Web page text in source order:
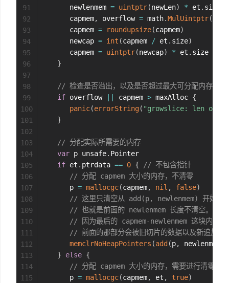
      newlenmem
= uintptr(newLen) * et . size
      capmem
, overflow = math.MulUintptr(
      capmem
= roundupsize(capmem)
      newcap
= int (capmem / et . size)
      capmem
= uintptr(newcap) * et . size
}
// 检查是否溢出，以及是否超过最大可分配内存
if overflow capmem > maxAlloc {
panic(errorString( "growslice: len out
}
// 分配实际所需要的内存
var p unsafe. Pointer
if et . ptrdata == 0 {
// 不包含指针
// 分配 capmem 大小的内存，不清零
      p
= mallocgc(capmem, nil , false)
// 这里只清空从 add(p, newlenmem) 开始大
// 也就是前面的 newlenmem 长度不清空。
// 因为最后的 capmem-newlenmem 这块内存，
// 前面的那部分会被旧切片的数据以及新追加的
memclrNoHeapPointers (add (p, newlenmem
}
else {
// 分配 capmem 大小的内存，需要进行清零
      p
= mallocgc(capmem, et , true)
91
92
93
94
95
96
97
98
99
100
101
102
103
104
105
106
107
108
109
110
111
112
113
114
115